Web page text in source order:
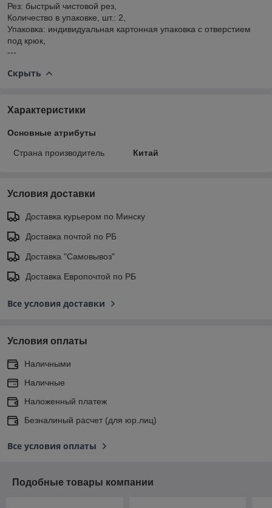
Рез: быстрый чистовой рез,
Количество в упаковке, шт.: 2,
Упаковка: индивидуальная картонная упаковка с отверстием
под крюк,
---
Скрыть
Характеристики
Основные атрибуты
Страна производитель Китай
Условия доставки
Доставка курьером по Минску
Доставка почтой по РБ
Доставка "Самовывоз"
Доставка Европочтой по РБ
Все условия доставки
Условия оплаты
Наличными
Наличные
Наложенный платеж
Безналиный расчет (для юр.лиц)
Все условия оплаты
Подобные товары компании